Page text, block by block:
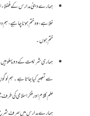
ہمارے دینی مدارس کے
خلا ہے، وہ ختم ہونا چاہیے
ختم ہوں ۔
ہماری شریعت کے دو پہلو
سے تعبیر کیا جاتا ہے۔ ہم
علم کلام اور فکر اسلامی کی
ہمارے مدارس میں صرف شرح